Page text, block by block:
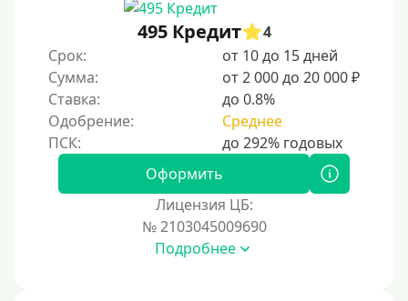
10 дней
2 недели
15 дней
20 дней
30 дней без процентов
495 Кредит
4
Срок:
от 10 до 15 дней
Сумма:
от 2 000 до 20 000 ₽
Ставка:
до 0.8%
Одобрение:
Среднее
Оформить
Лицензия ЦБ:
№ 2103045009690
Подробнее